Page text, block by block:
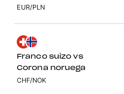
EUR/PLN
Franco suizo vs
Corona noruega
CHF/NOK